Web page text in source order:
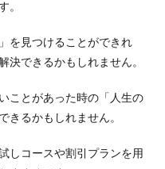
。
を見つけることができれ
決できるかもしれません。
ことがあった時の「人生の
きるかもしれません。
しコースや割引プランを用